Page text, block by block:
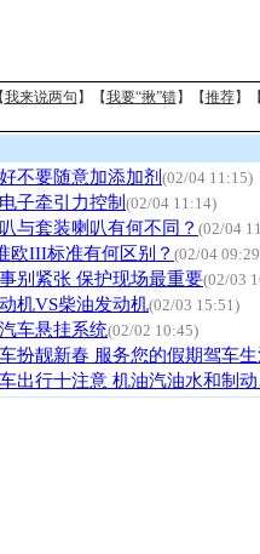
我来说两句 】【我要“揪”错】【推荐】
不要随意加添加剂 (02/04 11:15)
子牵引力控制 (02/04 11:14)
与套装喇叭有何不同？ (02/04
欧III标准有何区别？ (02/04
别紧张 保护现场最重要(02/03
机VS柴油发动机(02/03 15:51)
车悬挂系统(02/02 10:45)
扮靓新春 服务您的假期驾车
出行十注意 机油汽油水和制